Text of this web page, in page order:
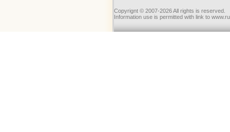
Copyrignt © 2007-2026 All rights is reserved.
Information use is permitted with link to